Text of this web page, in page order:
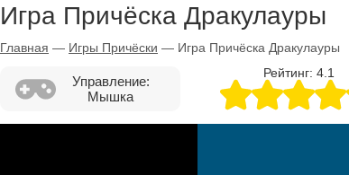
Игра Причёска Дракулауры
Главная — Игры Причёски — Игра Причёска Дракулауры
Управление:
Мышка
Рейтинг: 4.1